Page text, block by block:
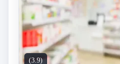
(3.9)